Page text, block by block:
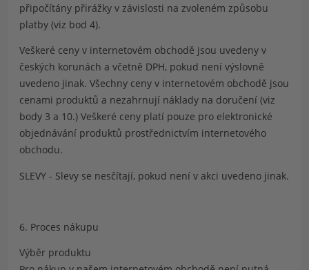
připočítány přirážky v závislosti na zvoleném způsobu
platby (viz bod 4).
Veškeré ceny v internetovém obchodě jsou uvedeny v
českých korunách a včetně DPH, pokud není výslovně
uvedeno jinak. Všechny ceny v internetovém obchodě jsou
cenami produktů a nezahrnují náklady na doručení (viz
body 3 a 10.) Veškeré ceny platí pouze pro elektronické
objednávání produktů prostřednictvím internetového
obchodu.
SLEVY - Slevy se nesčítají, pokud není v akci uvedeno jinak.
6. Proces nákupu
Výběr produktu